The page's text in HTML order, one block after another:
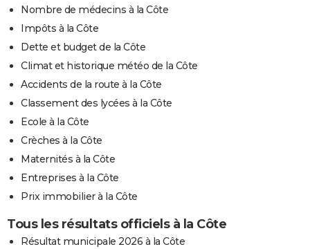
Nombre de médecins à la Côte
Impôts à la Côte
Dette et budget de la Côte
Climat et historique météo de la Côte
Accidents de la route à la Côte
Classement des lycées à la Côte
Ecole à la Côte
Crèches à la Côte
Maternités à la Côte
Entreprises à la Côte
Prix immobilier à la Côte
Tous les résultats officiels à la Côte
Résultat municipale 2026 à la Côte